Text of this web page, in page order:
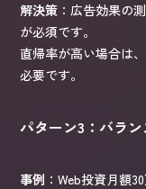
解決策 ：広告効果の
が必須です。
直帰率が高い場合は
必要です。
パターン3：バラ
事例 ：Web投資月額